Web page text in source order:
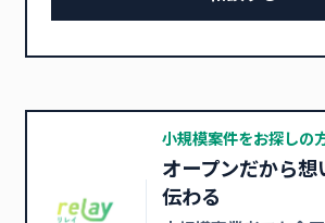
小規模案件をお探しの
オープンだから想
伝わる